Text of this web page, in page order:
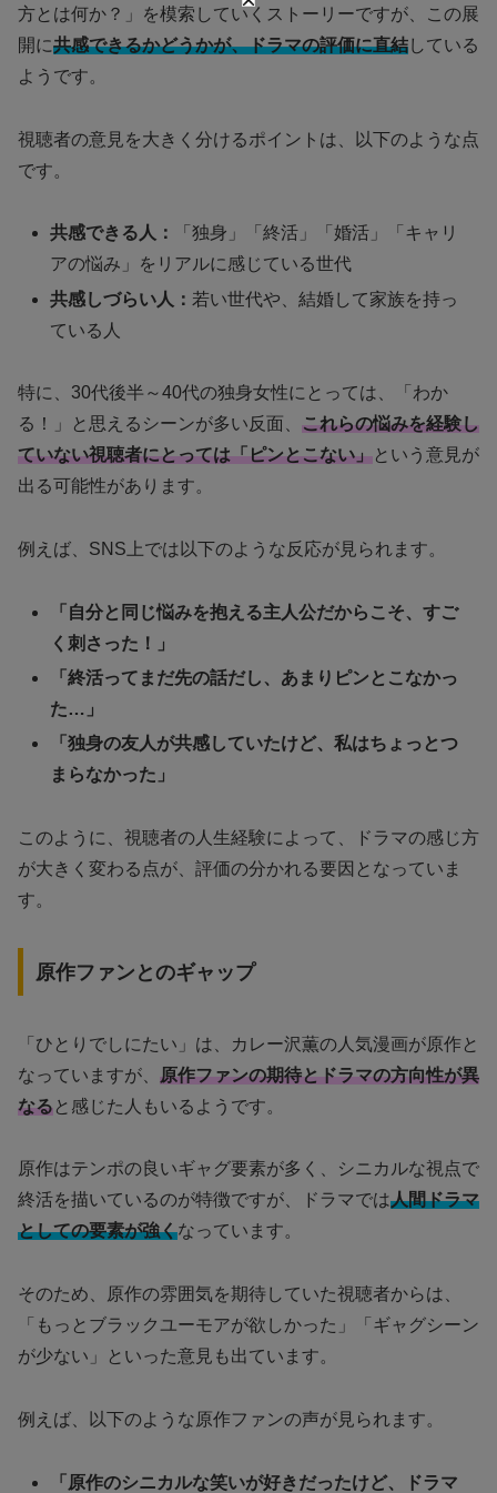
方とは何か？」を模索していくストーリーですが、この展
開に共感できるかどうかが、ドラマの評価に直結している
ようです。
視聴者の意見を大きく分けるポイントは、以下のような点
です。
共感できる人：
「独身」「終活」「婚活」「キャリ
アの悩み」をリアルに感じている世代
共感しづらい人： 若い世代や、結婚して家族を持っ
ている人
特に、30代後半～40代の独身女性にとっては、「わか
る！」と思えるシーンが多い反面、 これらの悩みを経験し
ていない視聴者にとっては「ピンとこない」という意見が
出る可能性があります。
例えば、SNS上では以下のような反応が見られます。
「自分と同じ悩みを抱える主人公だからこそ、すご
く刺さった！」
「終活ってまだ先の話だし、あまりピンとこなかっ
た…」
「独身の友人が共感していたけど、私はちょっとつ
まらなかった」
このように、視聴者の人生経験によって、ドラマの感じ方
が大きく変わる点が、評価の分かれる要因となっていま
す。
原作ファンとのギャップ
「ひとりでしにたい」は、カレー沢薫の人気漫画が原作と
なっていますが、 原作ファンの期待とドラマの方向性が異
なると感じた人もいるようです。
原作はテンポの良いギャグ要素が多く、シニカルな視点で
終活を描いているのが特徴ですが、ドラマでは人間ドラマ
としての要素が強くなっています。
そのため、原作の雰囲気を期待していた視聴者からは、
「もっとブラックユーモアが欲しかった」「ギャグシーン
が少ない」といった意見も出ています。
例えば、以下のような原作ファンの声が見られます。
「原作のシニカルな笑いが好きだったけど、ドラマ